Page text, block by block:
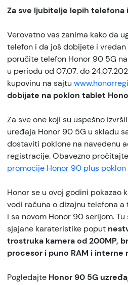
Za sve ljubitelje lepih telefona
Verovatno vas zanima kako da
telefon i da još dobijete i
poručite telefon Honor 90 5G
u periodu od 07.07. do
kupovinu na sajtu
dobijate na poklon tablet
Za sve one koji su uspešno
uređaja Honor 90 5G u skladu
dostaviti poklone na navedenu
registracije. Obavezno
promocije Honor 90 plus
Honor se u ovoj godini pokazao
vodi računa o dizajnu telefona
i sa novom Honor 90 serijom.
sjajane karateristike poput
trostruka kamera od 200MP,
procesor i puno RAM i interne
Pogledajte Honor 90 5G